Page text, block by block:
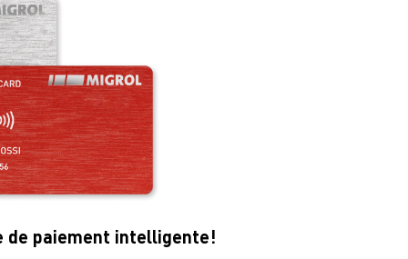
paiement intelligente!